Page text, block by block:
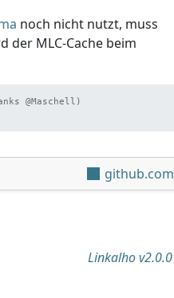
noch nicht nutzt, muss
der MLC-Cache beim
@Maschell)
github.com
Linkalho v2.0.0